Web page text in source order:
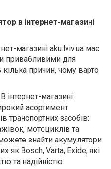
в інтернет-магазині
магазині aku.lviv.ua має
привабливими для
кілька причин, чому варто
інтернет-магазині
асортимент
транспортних засобів:
мотоциклів та
знайти акумулятори
як Bosch, Varta, Exide, які
та надійністю.